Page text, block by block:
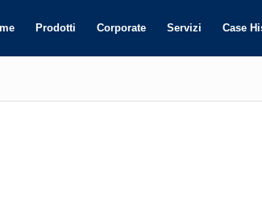
Prodotti Corporate Servizi Case